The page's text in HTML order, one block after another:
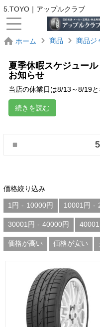
5.TOYO｜アップルクラブ
ホーム 商品 商品ジ
夏季休暇スケジュー
お知らせ
当店の休業日は8/13～8/19
続きを読む
価格絞り込み
1円 - 10000円 10001円 -
30001円 - 40000円 40001
価格が高い 価格が安い